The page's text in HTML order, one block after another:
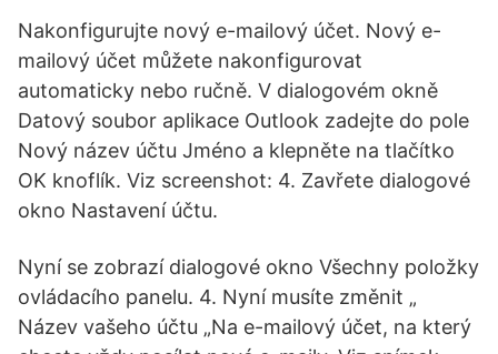
Nakonfigurujte nový e-mailový účet. Nový e-
mailový účet můžete nakonfigurovat
automaticky nebo ručně. V dialogovém okně
Datový soubor aplikace Outlook zadejte do pole
Nový název účtu Jméno a klepněte na tlačítko
OK knoflík. Viz screenshot: 4. Zavřete dialogové
okno Nastavení účtu.
Nyní se zobrazí dialogové okno Všechny položky
ovládacího panelu. 4. Nyní musíte změnit „
Název vašeho účtu „Na e-mailový účet, na který